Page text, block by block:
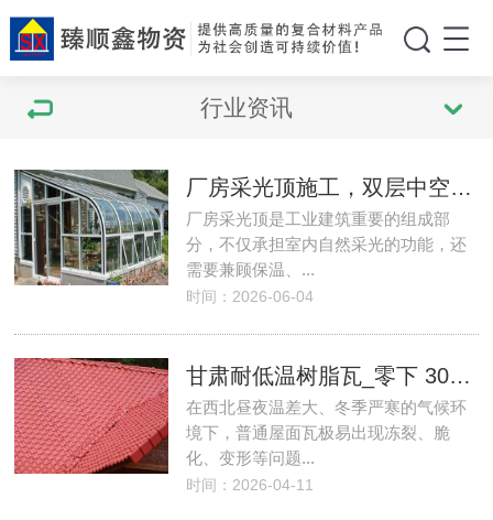
行业资讯
厂房采光顶施工，双层中空耐力板性能优势！
厂房采光顶是工业建筑重要的组成部
分，不仅承担室内自然采光的功能，还
需要兼顾保温、...
时间：2026-06-04
甘肃耐低温树脂瓦_零下 30℃不脆裂_北方专用！
在西北昼夜温差大、冬季严寒的气候环
境下，普通屋面瓦极易出现冻裂、脆
化、变形等问题...
时间：2026-04-11